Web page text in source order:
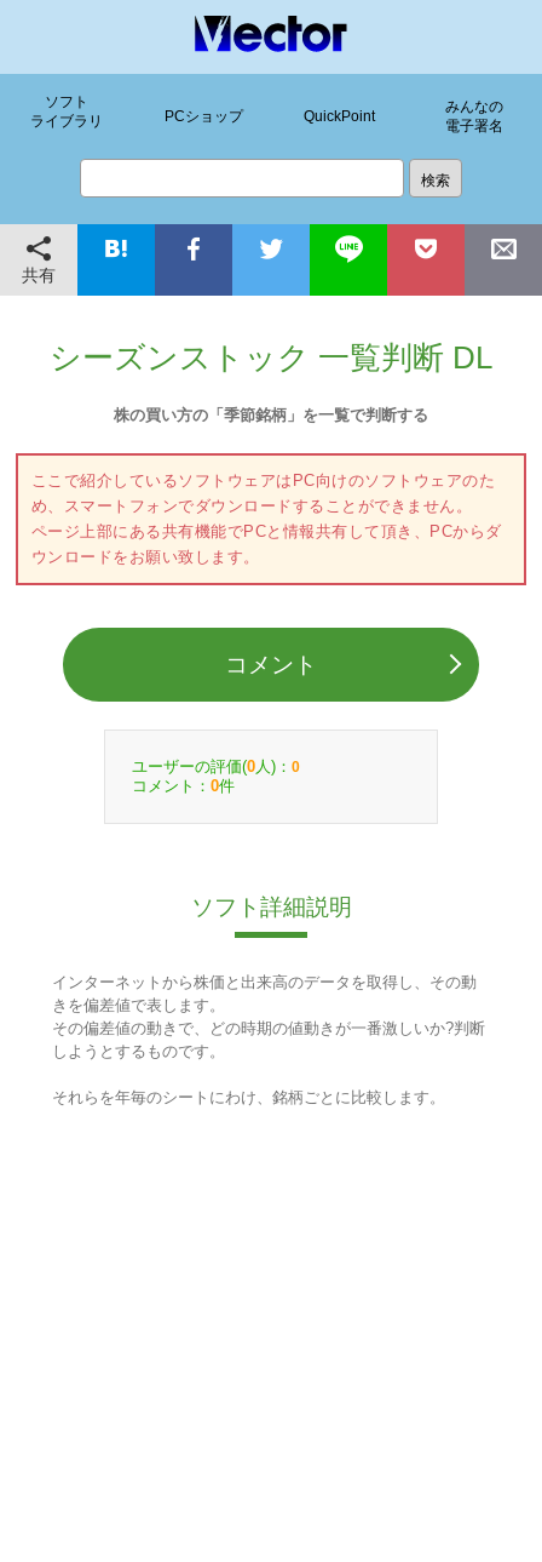
ソフト
ライブラリ
PCショップ QuickPoint
みんなの
電子署名
共有
シーズンストック 一覧判断 DL
株の買い方の「季節銘柄」を一覧で判断する
ここで紹介しているソフトウェアはPC向けのソフトウェアのた
め、スマートフォンでダウンロードすることができません。
ページ上部にある共有機能でPCと情報共有して頂き、PCからダ
ウンロードをお願い致します。
コメント
ユーザーの評価(0 人)： 0
コメント： 0件
ソフト詳細説明
インターネットから株価と出来高のデータを取得し、その動
きを偏差値で表します。
その偏差値の動きで、どの時期の値動きが一番激しいか?判断
しようとするものです。
それらを年毎のシートにわけ、銘柄ごとに比較します。